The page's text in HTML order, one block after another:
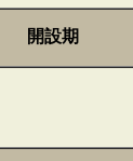
開設期